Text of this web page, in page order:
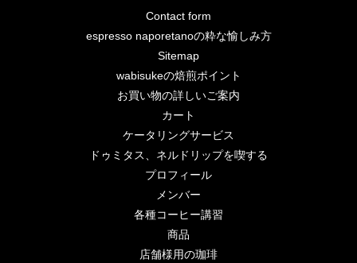
Contact form
espresso naporetanoの粋な愉しみ方
Sitemap
wabisukeの焙煎ポイント
お買い物の詳しいご案内
カート
ケータリングサービス
ドゥミタス、ネルドリップを喫する
プロフィール
メンバー
各種コーヒー講習
商品
店舗様用の珈琲